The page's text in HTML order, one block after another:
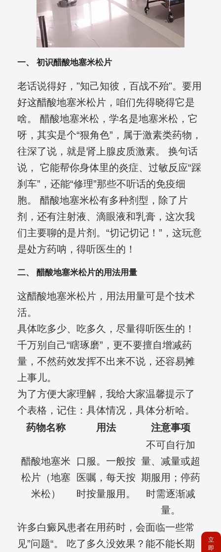
一、 初识醋酸地塞米松片
老话说得好，"知己知彼，百战不殆"。要用
好这醋酸地塞米松片，咱们先得晓得它是
啥。 醋酸地塞米松，学名是地塞米松，它
呀，其实是个“狠角色”，属于激素类药物，
往深了说，就是肾上腺皮质激素。 换句话
说， 它能帮你身体里的炎症、过敏反应“踩
刹车”，还能“修理”那些不听话的免疫细
胞。 醋酸地塞米松有多种剂型，除了片
剂，还有注射液、滴眼液和乳膏，这次我
们主要聊的是片剂。“切记切记！”，这玩意
是处方药呐，得听医生的！
二、 醋酸地塞米松片的用法用量
这醋酸地塞米松片，用法用量可是个技术
活。
具体吃多少、吃多久，尽量得听医生的！
千万别自己“瞎琢磨”，更不要擅自增减药
量，不然药效发挥不出来不说，还容易摊
上事儿。
为了方便大家理解，我给大家温馨提示了
个表格，记住：具体情况，具体分析哈。
药物名称
用法 注意事项
醋酸地塞米
松片（地塞
米松）
口服。一般按
医嘱，每天按
时按量服用。
不可自行加
量、减量或超
期服用；停药
时需逐渐减
量。
许多白癜风患者在用药时，会面临一些常
见”问题“。 吃了多久没效果？能不能长期
立
即